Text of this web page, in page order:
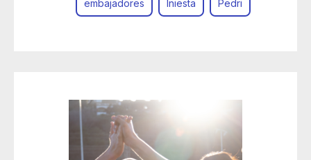
embajadores Iniesta Pedri